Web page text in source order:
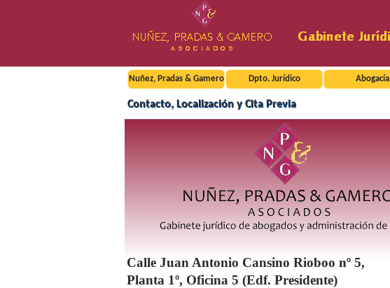
Nuñez, Pradas & Gamero Dpto. Jurídico Abogacía
Contacto, Localización y Cita Previa
Calle Juan Antonio Cansino Rioboo nº 5,
Planta 1º, Oficina 5 (Edf. Presidente)